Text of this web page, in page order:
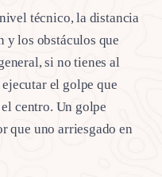
técnico, la distancia
y los obstáculos que
si no tienes al
el golpe que
centro. Un golpe
que uno arriesgado en